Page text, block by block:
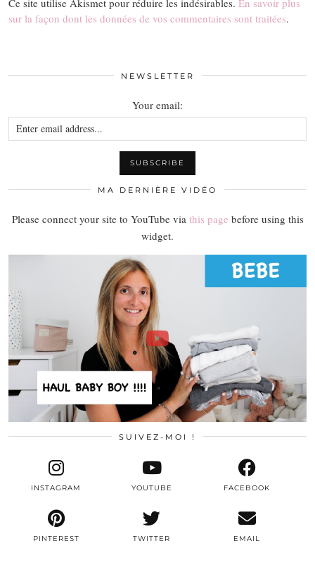
sur la façon dont les données de vos commentaires sont traitées.
NEWSLETTER
Your email:
MA DERNIÈRE VIDÉO
Please connect your site to YouTube via this page before using this
widget.
SUIVEZ-MOI !
TWITTER
INSTAGRAM FACEBOOK
PINTEREST
YOUTUBE
EMAIL